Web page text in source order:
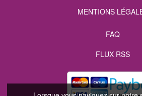
MENTIONS
FAQ
FLUX RSS